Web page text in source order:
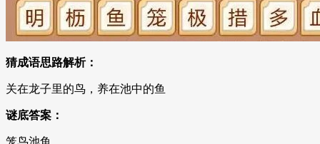
猜成语思路解析：
关在龙子里的鸟，养在池中的鱼
谜底答案：
笼鸟池鱼